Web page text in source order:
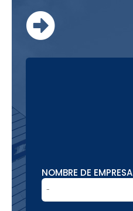
NOMBRE DE EMPRESA